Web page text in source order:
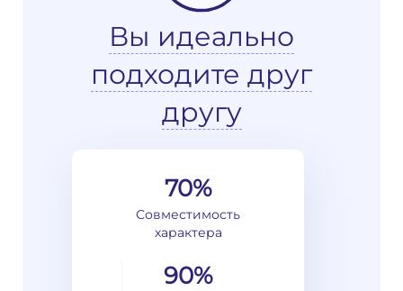
Вы идеально
подходите друг
другу
70%
Совместимость
характера
90%